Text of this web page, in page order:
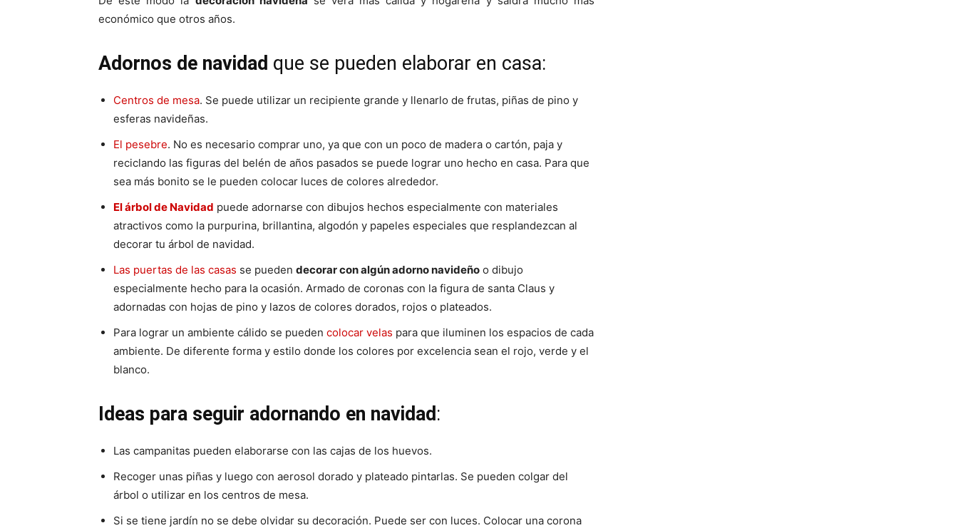
económico que otros años.
Adornos de navidad que se pueden elaborar en casa:
Centros de mesa. Se puede utilizar un recipiente grande y llenarlo de frutas, piñas de pino y
esferas navideñas.
El pesebre. No es necesario comprar uno, ya que con un poco de madera o cartón, paja y
reciclando las figuras del belén de años pasados se puede lograr uno hecho en casa. Para que
sea más bonito se le pueden colocar luces de colores alrededor.
El árbol de Navidad puede adornarse con dibujos hechos especialmente con materiales
atractivos como la purpurina, brillantina, algodón y papeles especiales que resplandezcan al
decorar tu árbol de navidad.
Las puertas de las casas se pueden decorar con algún adorno navideño o dibujo
especialmente hecho para la ocasión. Armado de coronas con la figura de santa Claus y
adornadas con hojas de pino y lazos de colores dorados, rojos o plateados.
Para lograr un ambiente cálido se pueden colocar velas para que iluminen los espacios de cada
ambiente. De diferente forma y estilo donde los colores por excelencia sean el rojo, verde y el
blanco.
Ideas para seguir adornando en navidad:
Las campanitas pueden elaborarse con las cajas de los huevos.
Recoger unas piñas y luego con aerosol dorado y plateado pintarlas. Se pueden colgar del
árbol o utilizar en los centros de mesa.
Si se tiene jardín no se debe olvidar su decoración. Puede ser con luces. Colocar una corona